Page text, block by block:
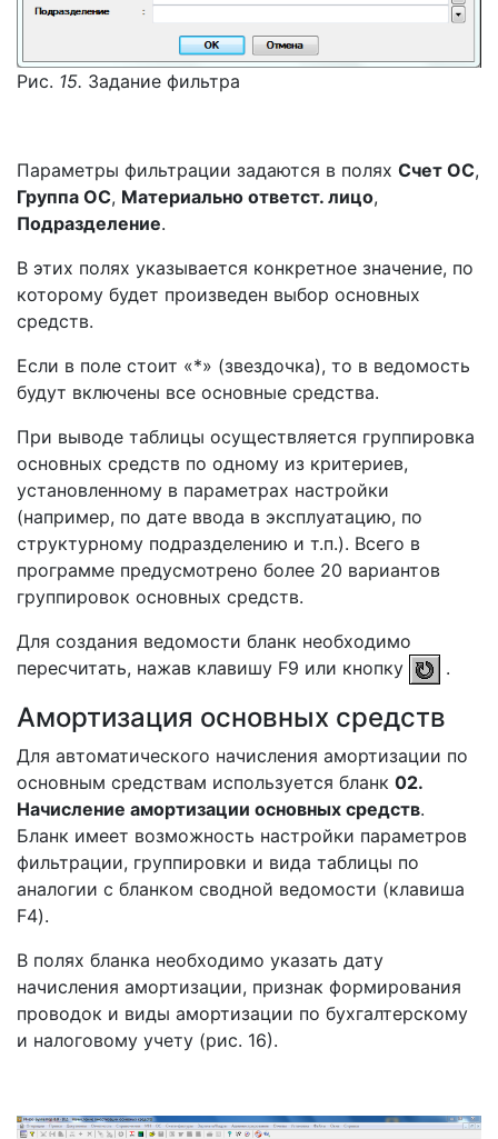
Рис. 15. Задание фильтра
Параметры фильтрации задаются в полях Счет ОС,
Группа ОС, Материально ответст. лицо,
Подразделение.
В этих полях указывается конкретное значение, по
которому будет произведен выбор основных
средств.
Если в поле стоит «*» (звездочка), то в ведомость
будут включены все основные средства.
При выводе таблицы осуществляется группировка
основных средств по одному из критериев,
установленному в параметрах настройки
(например, по дате ввода в эксплуатацию, по
структурному подразделению и т.п.). Всего в
программе предусмотрено более 20 вариантов
группировок основных средств.
Для создания ведомости бланк необходимо
пересчитать, нажав клавишу F9 или кнопку
.
Амортизация основных средств
Для автоматического начисления амортизации по
основным средствам используется бланк 02.
Начисление амортизации основных средств.
Бланк имеет возможность настройки параметров
фильтрации, группировки и вида таблицы по
аналогии с бланком сводной ведомости (клавиша
F4).
В полях бланка необходимо указать дату
начисления амортизации, признак формирования
проводок и виды амортизации по бухгалтерскому
и налоговому учету (рис. 16).